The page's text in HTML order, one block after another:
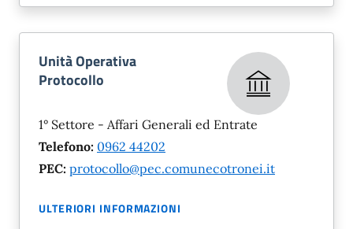
Unità Operativa
Protocollo
1° Settore - Affari Generali ed Entrate
Telefono: 0962 44202
PEC: protocollo@pec.comunecotronei.it
ULTERIORI INFORMAZIONI